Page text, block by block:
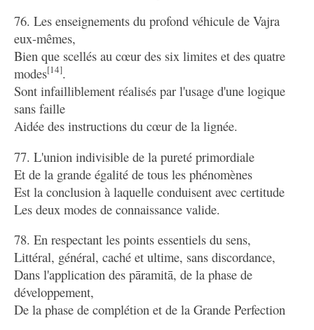
76. Les enseignements du profond véhicule de Vajra
eux-mêmes,
Bien que scellés au cœur des six limites et des quatre
modes[14].
Sont infailliblement réalisés par l'usage d'une logique
sans faille
Aidée des instructions du cœur de la lignée.
77. L'union indivisible de la pureté primordiale
Et de la grande égalité de tous les phénomènes
Est la conclusion à laquelle conduisent avec certitude
Les deux modes de connaissance valide.
78. En respectant les points essentiels du sens,
Littéral, général, caché et ultime, sans discordance,
Dans l'application des pāramitā, de la phase de
développement,
De la phase de complétion et de la Grande Perfection